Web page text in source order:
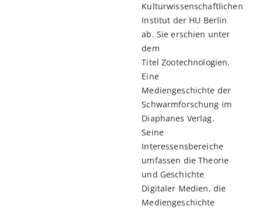
Kulturwissenschaftlichen
Institut der HU Berlin
ab. Sie erschien unter
dem
Titel Zootechnologien.
Eine
Mediengeschichte der
Schwarmforschung im
Diaphanes Verlag.
Seine
Interessensbereiche
umfassen die Theorie
und Geschichte
Digitaler Medien, die
Mediengeschichte